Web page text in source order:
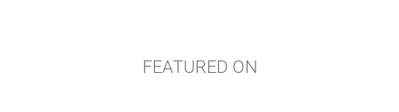
FEATURED ON